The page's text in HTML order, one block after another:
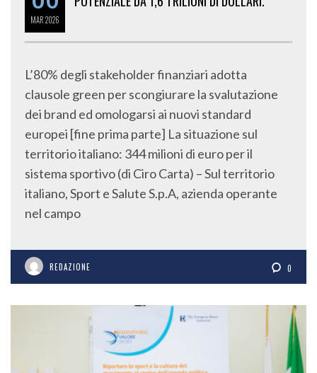
MAR 2026
clausole green per scongiurare la svalutazione
dei brand ed omologarsi ai nuovi standard
europei [fine prima parte] La situazione sul
territorio italiano: 344 milioni di euro per il
sistema sportivo (di Ciro Carta) – Sul territorio
italiano, Sport e Salute S.p.A, azienda operante
nel campo